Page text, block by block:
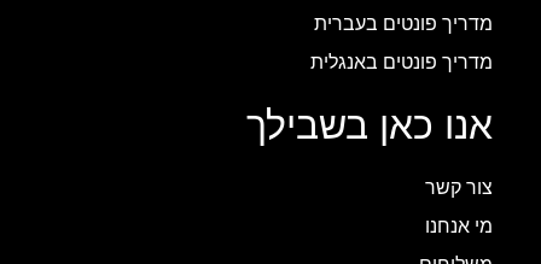
מדריך פונטים בעברית
מדריך פונטים באנגלית
אנו כאן בשבילך
צור קשר
מי אנחנו